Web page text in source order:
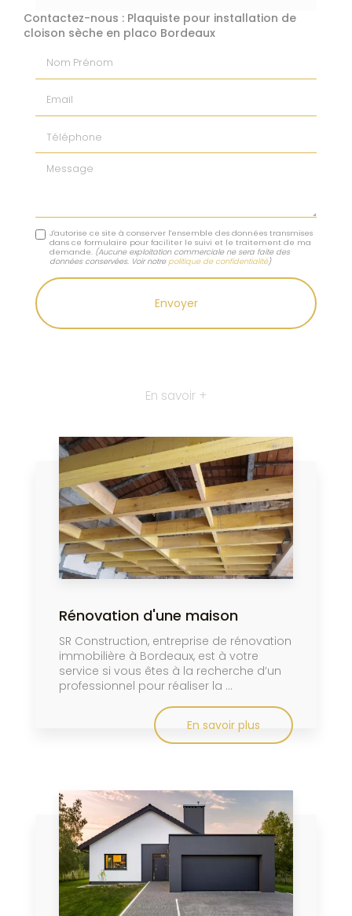
Contactez-nous : Plaquiste pour installation de
cloison sèche en placo Bordeaux
Message
J'autorise ce site à conserver l'ensemble des données transmises
dans ce formulaire pour faciliter le suivi et le traitement de ma
demande. (Aucune exploitation commerciale ne sera faite des
données conservées. Voir notre politique de confidentialité)
En savoir +
Rénovation d'une maison
SR Construction, entreprise de rénovation
immobilière à Bordeaux, est à votre
service si vous êtes à la recherche d’un
professionnel pour réaliser la ...
En savoir plus